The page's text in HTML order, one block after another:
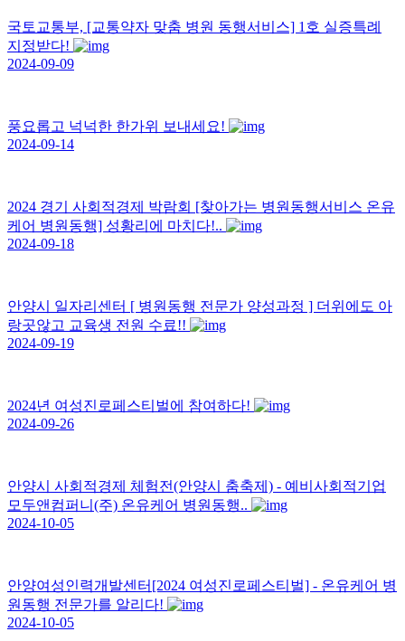
국토교통부, [교통약자 맞춤 병원 동행서비스] 1호 실증특례
지정받다!
2024-09-09
풍요롭고 넉넉한 한가위 보내세요!
2024-09-14
2024 경기 사회적경제 박람회 [찾아가는 병원동행서비스 온유
케어 병원동행] 성황리에 마치다!..
2024-09-18
안양시 일자리센터 [ 병원동행 전문가 양성과정 ] 더위에도 아
랑곳않고 교육생 전원 수료!!
2024-09-19
2024년 여성진로페스티벌에 참여하다!
2024-09-26
안양시 사회적경제 체험전(안양시 춤축제) - 예비사회적기업
모두앤컴퍼니(주) 온유케어 병원동행..
2024-10-05
안양여성인력개발센터[2024 여성진로페스티벌] - 온유케어 병
원동행 전문가를 알리다!
2024-10-05